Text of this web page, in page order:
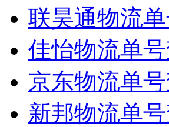
联昊通物流
佳怡物流单
京东物流单
新邦物流单